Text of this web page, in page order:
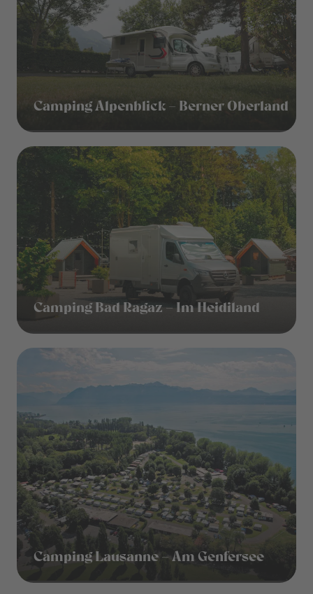
Camping Alpenblick – Berner Oberland
Camping Bad Ragaz – Im Heidiland
Camping Lausanne – Am Genfersee